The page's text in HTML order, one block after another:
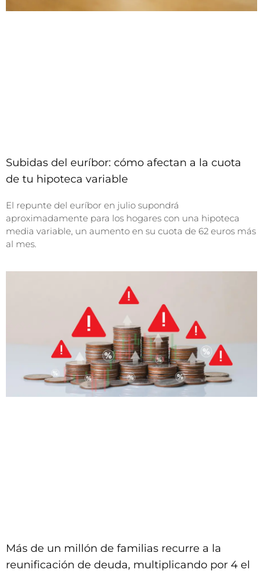
Subidas del euríbor: cómo afectan a la cuota
de tu hipoteca variable
El repunte del euríbor en julio supondrá
aproximadamente para los hogares con una hipoteca
media variable, un aumento en su cuota de 62 euros más
al mes.
Más de un millón de familias recurre a la
reunificación de deuda, multiplicando por 4 el